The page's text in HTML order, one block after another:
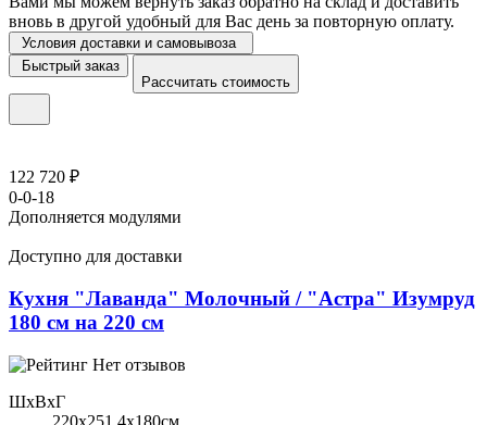
вновь в другой удобный для Вас день за повторную оплату.
Условия доставки и самовывоза
Быстрый заказ
Рассчитать стоимость
122 720 ₽
0-0-18
Дополняется модулями
Доступно для доставки
Кухня "Лаванда" Молочный / "Астра" Изумруд
180 см на 220 см
Нет отзывов
ШхВхГ
220x251,4х180см